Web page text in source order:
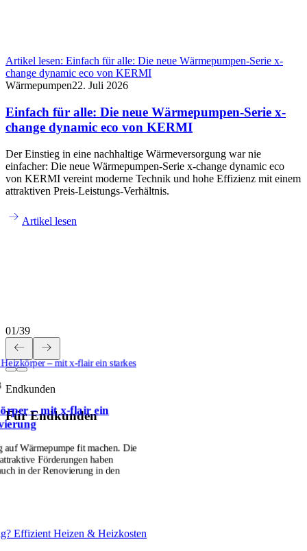
Artikel lesen: Einfach für alle: Die neue Wärmepumpen-Serie x-
change dynamic eco von KERMI
Wärmepumpen22. Juli 2026
Einfach für alle: Die neue Wärmepumpen-Serie x-
change dynamic eco von KERMI
Der Einstieg in eine nachhaltige Wärmeversorgung war nie
einfacher: Die neue Wärmepumpen-Serie x-change dynamic eco
von KERMI vereint moderne Technik und hohe Effizienz mit einem
attraktiven Preis-Leistungs-Verhältnis.
Artikel lesen
01/39
Endkunden
Für Endkunden
– mit x-flair ein starkes
– mit x-flair ein
auf Wärmepumpe fit machen. Die
Förderungen haben
in der Renovierung in den
Effizient Heizen & Heizkosten